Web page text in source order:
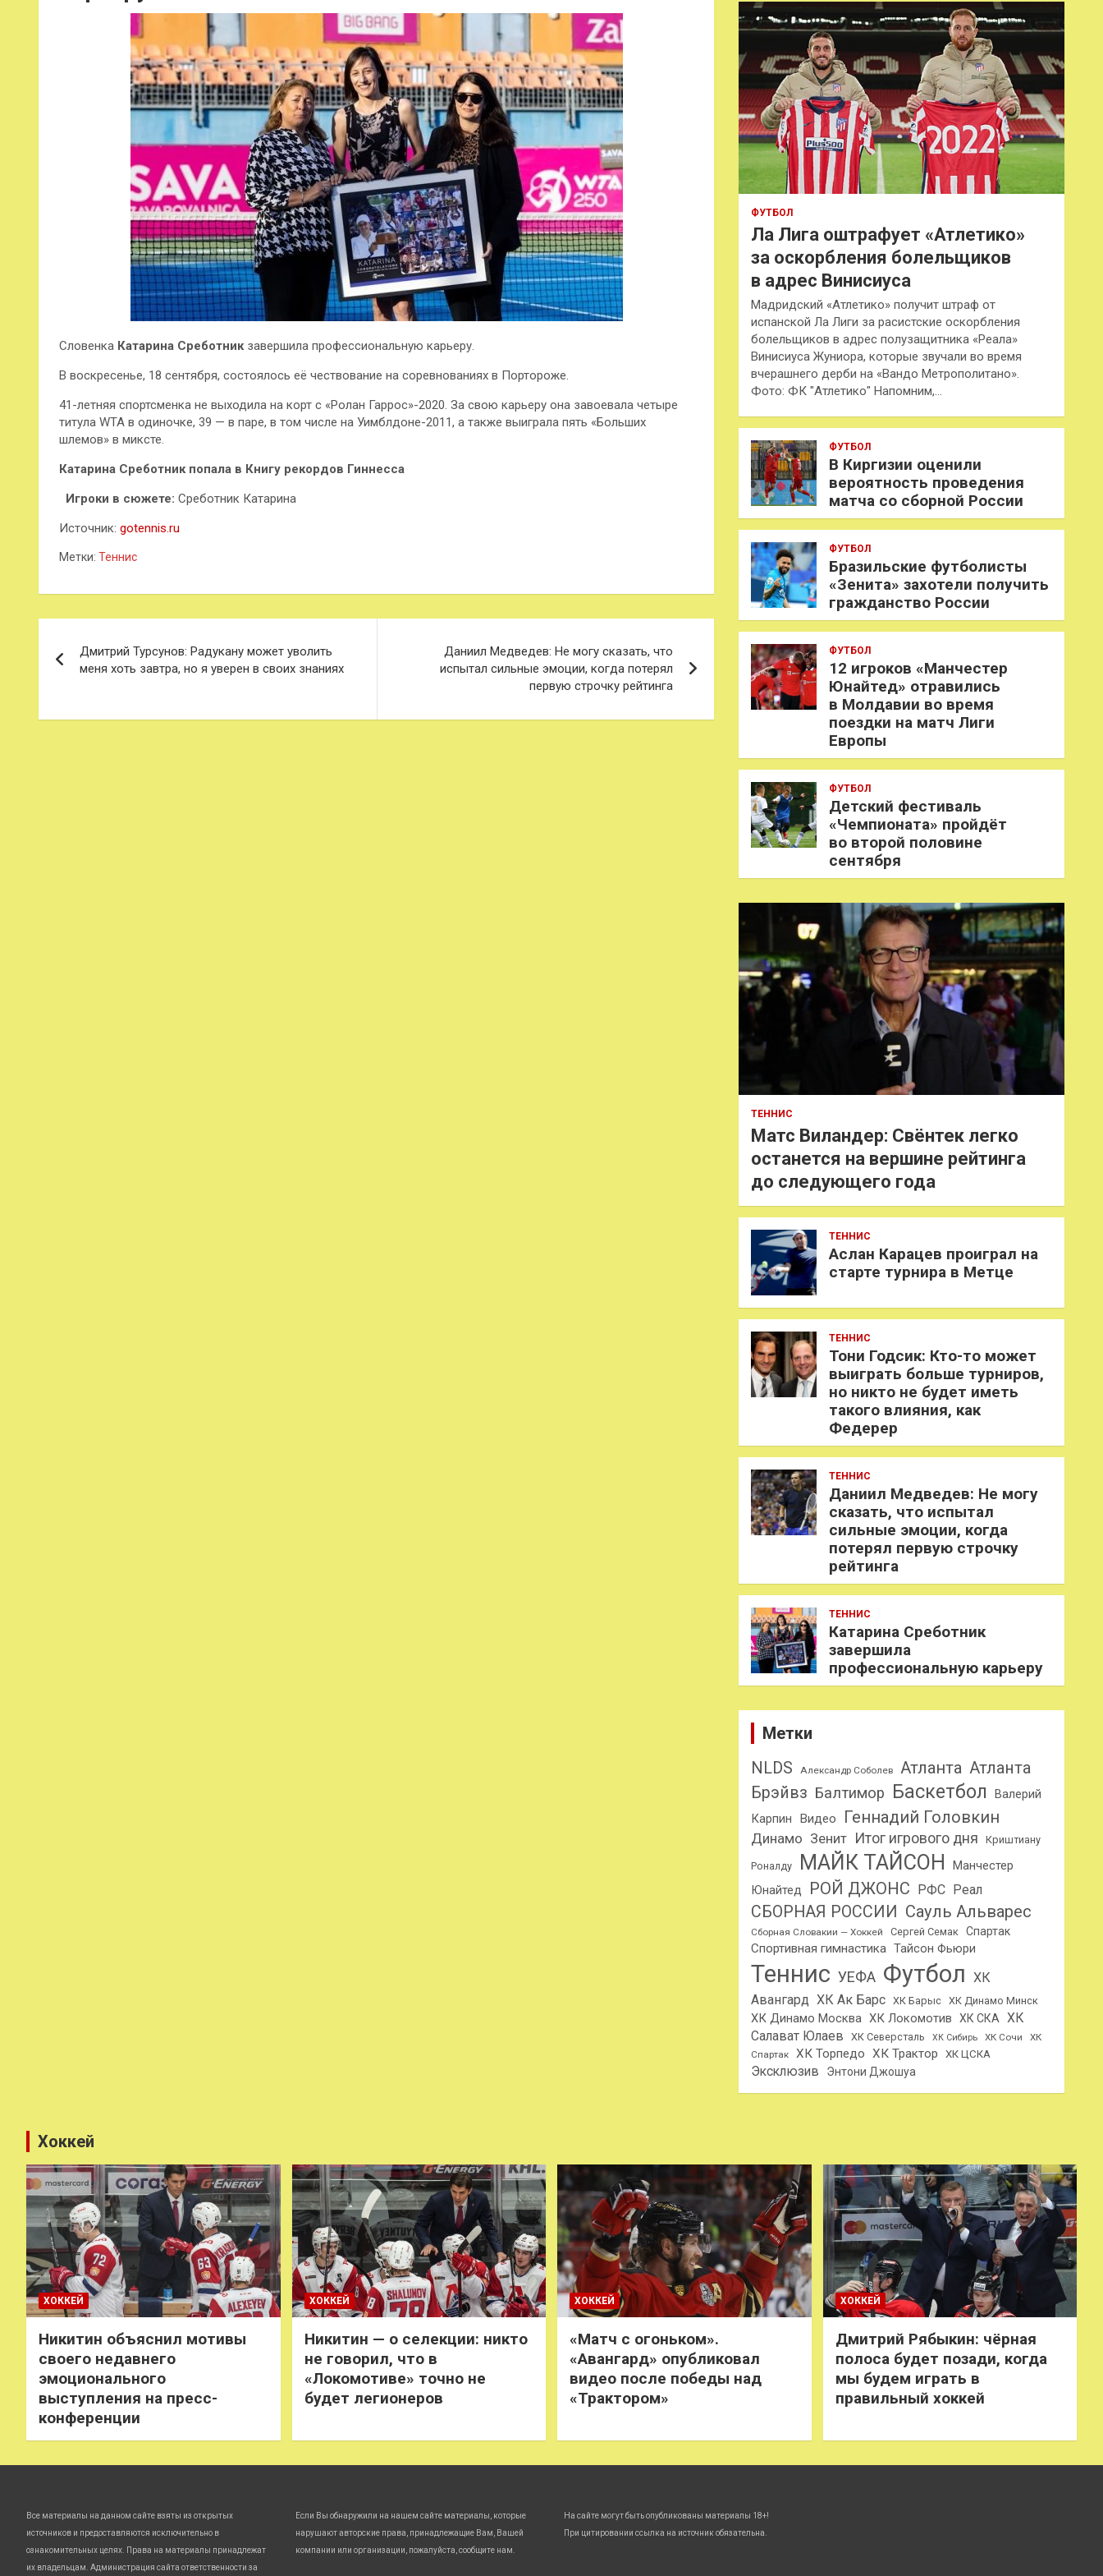
Словенка Катарина Среботникзавершила профессиональную карьеру.
В воскресенье, 18 сентября, состоялось её чествование на соревнованиях в Портороже.
41-летняя спортсменка не выходила на корт с «Ролан Гаррос»-2020. За свою карьеру она завоевала четыре
титула WTA в одиночке, 39 — в паре, в том числе на Уимблдоне-2011, а также выиграла пять «Больших
шлемов» в миксте.
Катарина Среботник попала в Книгу рекордов Гиннесса
Игроки в сюжете: Среботник Катарина
Источник: gotennis.ru
Метки: Теннис
по
Дмитрий Турсунов: Радукану может уволить
меня хоть завтра, но я уверен в своих знаниях
Даниил Медведев: Не могу сказать, что
испытал сильные эмоции, когда потерял
первую строчку рейтинга
к
ФУТБОЛ
Ла Лига оштрафует «Атлетико»
за оскорбления болельщиков
в адрес Винисиуса
Мадридский «Атлетико» получит штраф от
испанской Ла Лиги за расистские оскорбления
болельщиков в адрес полузащитника «Реала»
Винисиуса Жуниора, которые звучали во время
вчерашнего дерби на «Вандо Метрополитано».
Фото: ФК "Атлетико" Напомним,…
ФУТБОЛ
В Киргизии оценили
вероятность проведения
матча со сборной России
ФУТБОЛ
Бразильские футболисты
«Зенита» захотели получить
гражданство России
ФУТБОЛ
12 игроков «Манчестер
Юнайтед» отравились
в Молдавии во время
поездки на матч Лиги
Европы
ФУТБОЛ
Детский фестиваль
«Чемпионата» пройдёт
во второй половине
сентября
ТЕННИС
Матс Виландер: Свёнтек легко
останется на вершине рейтинга
до следующего года
ТЕННИС
Аслан Карацев проиграл на
старте турнира в Метце
ТЕННИС
Тони Годсик: Кто-то может
выиграть больше турниров,
но никто не будет иметь
такого влияния, как
Федерер
ТЕННИС
Даниил Медведев: Не могу
сказать, что испытал
сильные эмоции, когда
потерял первую строчку
рейтинга
ТЕННИС
Катарина Среботник
завершила
профессиональную карьеру
Метки
NLDS
Александр Соболев Атланта Атланта
Брэйвз Балтимор Баскетбол
Валерий
Карпин
Видео Геннадий Головкин
Динамо Зенит Итог игрового дня Криштиану
Роналду МАЙК ТАЙСОН
Манчестер
Юнайтед
РОЙ ДЖОНС РФС Реал
СБОРНАЯ РОССИИ Сауль Альварес
Сборная Словакии — Хоккей Сергей Семак Спартак
Спортивная гимнастика Тайсон Фьюри
Теннис УЕФА Футбол ХК
Авангард ХК Ак Барс ХК Барыс ХК Динамо Минск
ХК Динамо Москва ХК Локомотив ХК СКА
ХК
Салават Юлаев
ХК Северсталь ХК Сибирь ХК Сочи
ХК
Спартак
ХК Торпедо ХК Трактор ХК ЦСКА
Эксклюзив Энтони Джошуа
Хоккей
ХОККЕЙ
Никитин объяснил мотивы
своего недавнего
эмоционального
выступления на пресс-
конференции
ХОККЕЙ
Никитин — о селекции: никто
не говорил, что в
«Локомотиве» точно не
будет легионеров
ХОККЕЙ
«Матч с огоньком».
«Авангард» опубликовал
видео после победы над
«Трактором»
ХОККЕЙ
Дмитрий Рябыкин: чёрная
полоса будет позади, когда
мы будем играть в
правильный хоккей
Все материалы на данном сайте взяты из открытых
источников и предоставляются исключительно в
ознакомительных целях. Права на материалы принадлежат
их владельцам. Администрация сайта ответственности за
Если Вы обнаружили на нашем сайте материалы, которые
нарушают авторские права, принадлежащие Вам, Вашей
компании или организации, пожалуйста, сообщите нам.
На сайте могут быть опубликованы материалы 18+!
При цитировании ссылка на источник обязательна.